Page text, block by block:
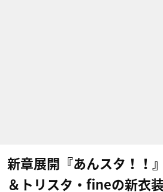
新章展開『あんスタ！！
＆トリスタ・fineの新衣